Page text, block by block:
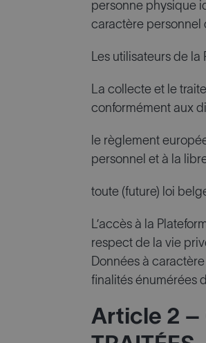
personne physique
caractère personnel
Les utilisateurs de la
La collecte et le
conformément aux
le règlement
personnel et à la
toute (future) loi
L’accès à la
respect de la vie
Données à
finalités énumérées
Article 2 –